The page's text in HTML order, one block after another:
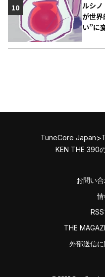
ルシノ
が世
い”に
10
TuneCore Japan>
KEN THE 390
お問い
THE
外部送信